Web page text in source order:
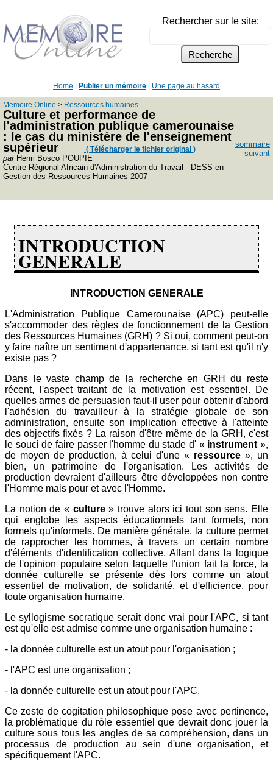
Rechercher sur le site:
Home Publier un mémoire Une page au hasard
Memoire Online > Ressources humaines
Culture et performance de
l'administration publique camerounaise
: le cas du ministère de l'enseignement
supérieur
( Télécharger le fichier original )
parHenri Bosco POUPIE
Centre Régional Africain d'Administration du Travail - DESS en
Gestion des Ressources Humaines 2007
sommaire
suivant
INTRODUCTION
GENERALE
INTRODUCTION GENERALE
L'Administration Publique Camerounaise (APC) peut-elle
s'accommoder des règles de fonctionnement de la Gestion
des Ressources Humaines (GRH) ? Si oui, comment peut-on
y faire naître un sentiment d'appartenance, si tant est qu'il n'y
existe pas ?
Dans le vaste champ de la recherche en GRH du reste
récent, l'aspect traitant de la motivation est essentiel. De
quelles armes de persuasion faut-il user pour obtenir d'abord
l'adhésion du travailleur à la stratégie globale de son
administration, ensuite son implication effective à l'atteinte
des objectifs fixés ? La raison d'être même de la GRH, c'est
le souci de faire passer l'homme du stade d' « instrument »,
de moyen de production, à celui d'une « ressource », un
bien, un patrimoine de l'organisation. Les activités de
production devraient d'ailleurs être développées non contre
l'Homme mais pour et avec l'Homme.
La notion de « culture» trouve alors ici tout son sens. Elle
qui englobe les aspects éducationnels tant formels, non
formels qu'informels. De manière générale, la culture permet
de rapprocher les hommes, à travers un certain nombre
d'éléments d'identification collective. Allant dans la logique
de l'opinion populaire selon laquelle l'union fait la force, la
donnée culturelle se présente dès lors comme un atout
essentiel de motivation, de solidarité, et d'efficience, pour
toute organisation humaine.
Le syllogisme socratique serait donc vrai pour l'APC, si tant
est qu'elle est admise comme une organisation humaine :
- la donnée culturelle est un atout pour l'organisation ;
- l'APC est une organisation ;
- la donnée culturelle est un atout pour l'APC.
Ce zeste de cogitation philosophique pose avec pertinence,
la problématique du rôle essentiel que devrait donc jouer la
culture sous tous les angles de sa compréhension, dans un
processus de production au sein d'une organisation, et
spécifiquement l'APC.